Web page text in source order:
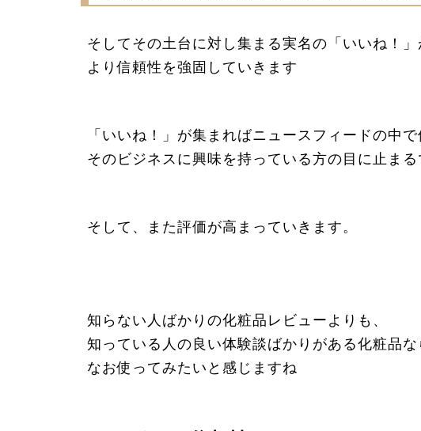
そしてその土台に対し集まる実名の「いいね！」
より信頼性を強固していきます
「いいね！」が集まればニュースフィードの中で
そのビジネスに興味を持っている方の目に止まる
そして、また評価が高まっていきます。
知らない人ばかりの化粧品レビューよりも、
知っている人の良い体験談ばかりがある化粧品な
なお使ってみたいと感じますね